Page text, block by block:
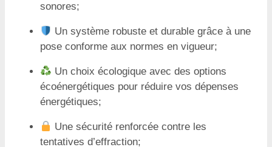
sonores;
Un système robuste et durable grâce à une
pose conforme aux normes en vigueur;
Un choix écologique avec des options
écoénergétiques pour réduire vos dépenses
énergétiques;
Une sécurité renforcée contre les
tentatives d’effraction;